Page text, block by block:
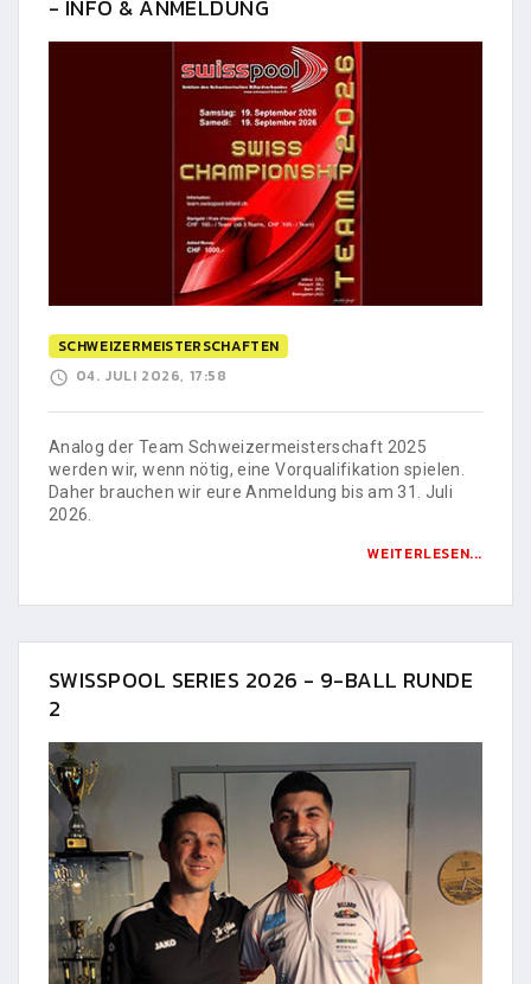
- INFO & ANMELDUNG
SCHWEIZERMEISTERSCHAFTEN
04. JULI 2026, 17:58
Analog der Team Schweizermeisterschaft 2025
werden wir, wenn nötig, eine Vorqualifikation spielen.
Daher brauchen wir eure Anmeldung bis am 31. Juli
2026.
WEITERLESEN...
SWISSPOOL SERIES 2026 - 9-BALL RUNDE
2